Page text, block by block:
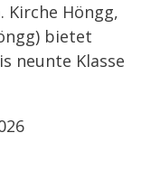
Kirche Höngg,
bietet
neunte Klasse